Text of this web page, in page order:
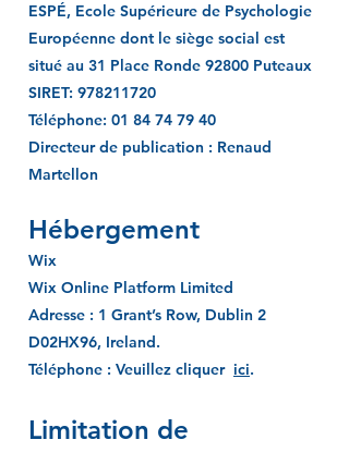
ESPÉ, Ecole Supérieure de Psychologie
Européenne dont le siège social est
situé au 31 Place Ronde 92800 Puteaux
SIRET: 978211720
Téléphone: 01 84 74 79 40
Directeur de publication : Renaud
Martellon
Hébergement
Wix
Wix Online Platform Limited
Adresse : 1 Grant’s Row, Dublin 2
D02HX96, Ireland.
Téléphone : Veuillez cliquer ici.
Limitation de